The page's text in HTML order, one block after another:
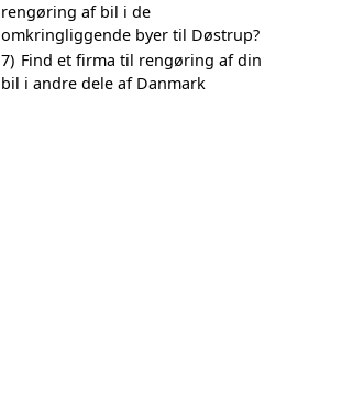
rengøring af bil i de
omkringliggende byer til Døstrup?
7) Find et firma til rengøring af din
bil i andre dele af Danmark